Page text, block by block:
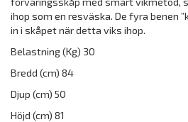
ihop som en resväska. De fyra benen
in i skåpet när detta viks ihop.
Belastning (Kg) 30
Bredd (cm) 84
Djup (cm) 50
Höjd (cm) 81